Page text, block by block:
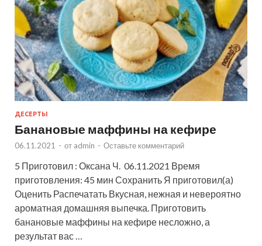
ДЕСЕРТЫ
Банановые маффины на кефире
06.11.2021 - от admin - Оставьте комментарий
5 Приготовил : Оксана Ч. 06.11.2021 Время
приготовления: 45 мин Сохранить Я приготовил(а)
Оценить Распечатать Вкусная, нежная и невероятно
ароматная домашняя выпечка. Приготовить
банановые маффины на кефире несложно, а
результат вас …